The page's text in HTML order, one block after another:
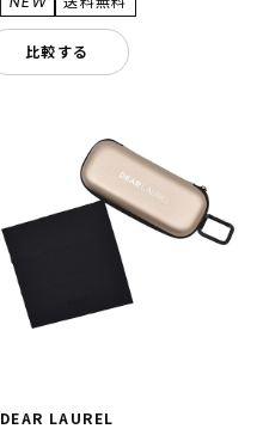
比較する
DEAR LAUREL